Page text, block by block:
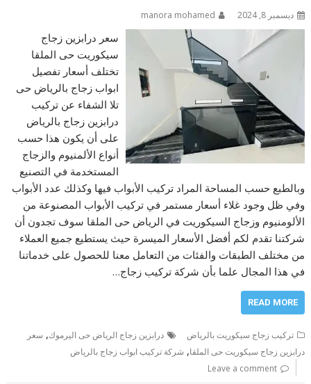
ديسمبر 8, 2024 manora mohamed
سعر درابزين زجاج
سيكوريت حى الملقا
تختلف أسعار تفصيل
ابواب زجاج بالرياض حى
تلا الشفاء عن تركيب
درابزين زجاج بالرياض
على أن يكون هذا حسب
أنواع الألمنيوم والزجاج
المستخدمة في التصنيع
وبالطبع حسب المساحة المراد تركيب الأبواب فيها وكذلك عدد الأبواب
وفي ظل وجود غلاء أسعار مستمر في تركيب الأبواب المصنوعة من
الألومنيوم وزجاج السيكوريت في الرياض حى الملقا سوف تجدون أن
شركتنا تقدم لكم أفضل الأسعار الميسرة حيث يستطيع جميع العملاء
من مختلف الطبقات والفئات من التعامل معنا للحصول على خدماتنا
في هذا المجال علما بأن شركة تركيب زجاج…
READ MORE
تركيب زجاج سيكوريت بالرياض درابزين زجاج الرياض حى اليرموك, سعر
درابزين زجاج سيكوريت حى الملقا, شركة تركيب ابواب زجاج بالرياض
Leave a comment